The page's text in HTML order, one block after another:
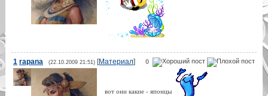
0
1 rapana (22.10.2009 21:51)[Материал]
вот они какие - японцы